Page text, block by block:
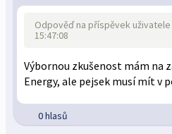
Odpověď na příspěvek uživatele
15:47:08
Výbornou zkušenost mám na
Energy, ale pejsek musí mít v
0 hlasů